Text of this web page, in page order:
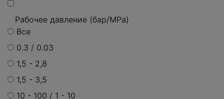
Рабочее давление (бар/MPa)
Все
0.3 / 0.03
1,5 - 2,8
1,5 - 3,5
10 - 100 / 1 - 10